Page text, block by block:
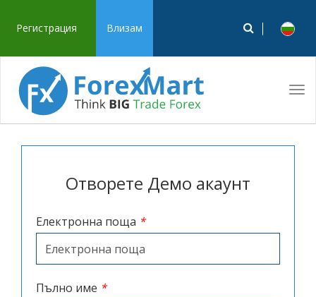
Регистрация Влизам
Отворете Демо акаунт
Електронна поща *
Пълно име *